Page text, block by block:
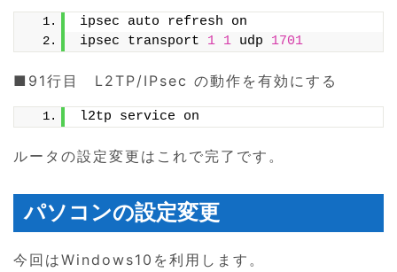
ipsec auto refresh on
ipsec transport 1 1 udp 1701
■91行目 L2TP/IPsec の動作を有効にする
l2tp service on
ルータの設定変更はこれで完了です。
パソコンの設定変更
今回はWindows10を利用します。